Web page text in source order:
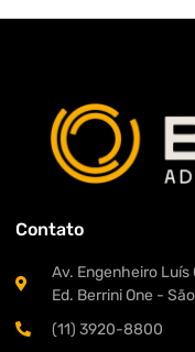
Contato
Av. Engenheiro Luís
Ed. Berrini One -
(11) 3920-8800